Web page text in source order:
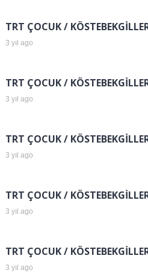
TRT ÇOCUK /
3 yıl ago
TRT ÇOCUK /
3 yıl ago
TRT ÇOCUK /
3 yıl ago
TRT ÇOCUK /
3 yıl ago
TRT ÇOCUK /
3 yıl ago